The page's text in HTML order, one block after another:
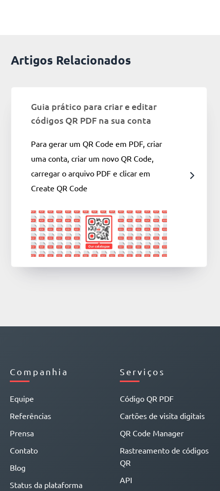
Artigos Relacionados
Guia prático para criar e editar
códigos QR PDF na sua conta
Para gerar um QR Code em PDF, criar
uma conta, criar um novo QR Code,
carregar o arquivo PDF e clicar em
Create QR Code
Companhia
Equipe
Referências
Prensa
Contato
Blog
Status da plataforma
Serviços
Código QR PDF
Cartões de visita digitais
QR Code Manager
Rastreamento de códigos
QR
API